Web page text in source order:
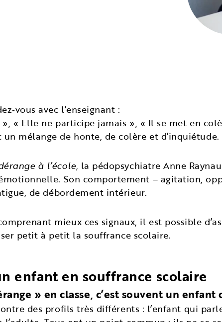
avec l’enseignant :
« Elle ne participe jamais », « Il se met en
un mélange de honte, de colère et d’inquiétude.
à l’école, la pédopsychiatre Anne
Son comportement – agitation,
de débordement intérieur.
mieux ces signaux, il est possible
petit à petit la souffrance scolaire.
enfant en souffrance scolaire
» en classe, c’est souvent un enfant
des profils très différents : l’enfant qui